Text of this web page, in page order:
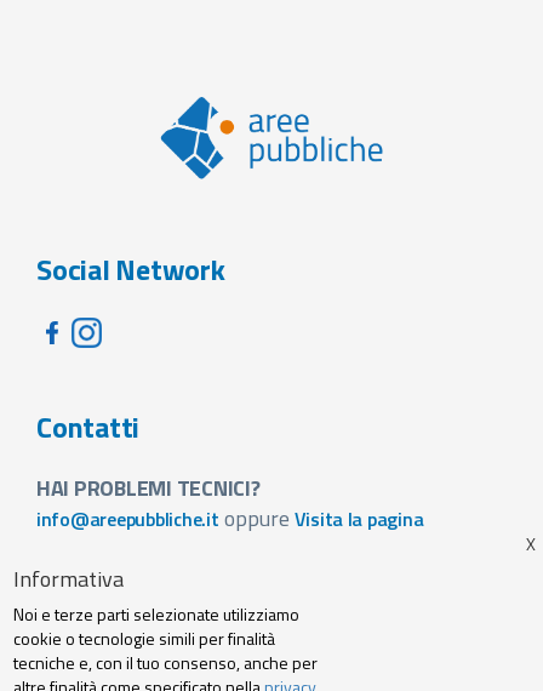
Social Network
Contatti
HAI PROBLEMI TECNICI?
info@areepubbliche.it oppure Visita la pagina
Visita la pagina
Footer
Web agency Privacy policy e cookie
Informativa
Noi e terze parti selezionate utilizziamo
cookie o tecnologie simili per finalità
tecniche e, con il tuo consenso, anche per